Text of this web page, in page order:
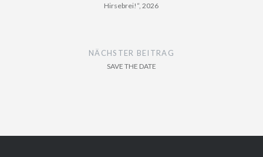
Hirsebrei!“, 2026
NÄCHSTER BEITRAG
SAVE THE DATE